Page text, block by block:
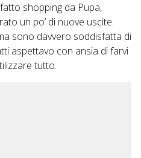
shopping da Pupa,
un po’ di nuove uscite.
sono davvero soddisfatta di
aspettavo con ansia di farvi
tutto.